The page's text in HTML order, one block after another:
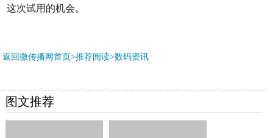
这次试用的机会。
返回微传播网首页>推荐阅读>数码资讯
图文推荐